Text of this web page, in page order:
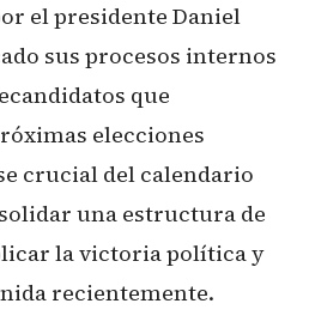
el presidente Daniel
sus procesos internos
que
elecciones
crucial del calendario
una estructura de
la victoria política y
recientemente.